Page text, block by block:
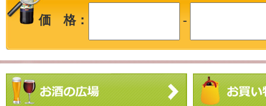
価 格： -